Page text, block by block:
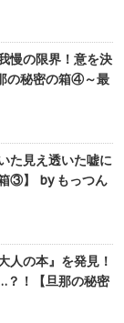
慢の限界！意を決
の秘密の箱④～最
た見え透いた嘘に
③】 by もっつん
人の本』を発見！
？！【旦那の秘密